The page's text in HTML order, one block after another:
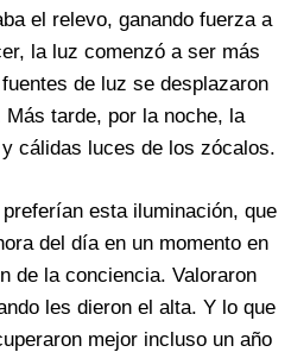
el relevo, ganando fuerza a
la luz comenzó a ser más
de luz se desplazaron
tarde, por la noche, la
cálidas luces de los zócalos.
esta iluminación, que
del día en un momento en
de la conciencia. Valoraron
les dieron el alta. Y lo que
mejor incluso un año